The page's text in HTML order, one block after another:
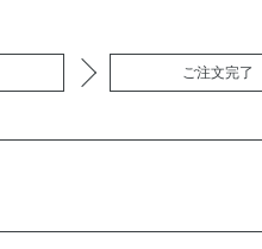
ご注文完了